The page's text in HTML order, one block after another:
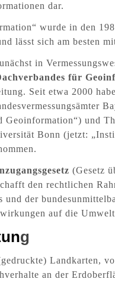
dar.
wurde in den
lässt sich am besten
in
für
Seit etwa 2000
Geoinformation“) und
Bonn (jetzt:
(Gesetz
den rechtlichen
und der
auf die
g
Landkarten,
an der